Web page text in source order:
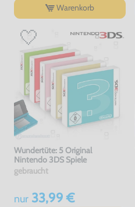
Warenkorb
Wundertüte: 5 Original
Nintendo 3DS Spiele
gebraucht
nur33,99 €